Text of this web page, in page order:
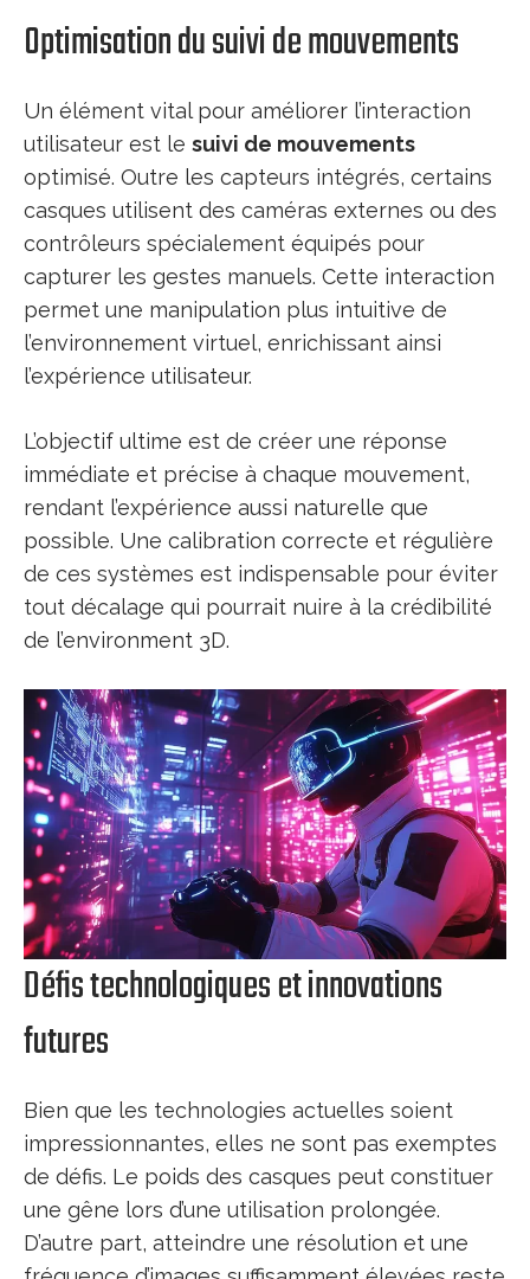
Optimisation du suivi de mouvements
Un élément vital pour améliorer l’interaction
utilisateur est le suivi de mouvements
optimisé. Outre les capteurs intégrés, certains
casques utilisent des caméras externes ou des
contrôleurs spécialement équipés pour
capturer les gestes manuels. Cette interaction
permet une manipulation plus intuitive de
l’environnement virtuel, enrichissant ainsi
l’expérience utilisateur.
L’objectif ultime est de créer une réponse
immédiate et précise à chaque mouvement,
rendant l’expérience aussi naturelle que
possible. Une calibration correcte et régulière
de ces systèmes est indispensable pour éviter
tout décalage qui pourrait nuire à la crédibilité
de l’environment 3D.
Défis technologiques et innovations
futures
Bien que les technologies actuelles soient
impressionnantes, elles ne sont pas exemptes
de défis. Le poids des casques peut constituer
une gêne lors d’une utilisation prolongée.
D’autre part, atteindre une résolution et une